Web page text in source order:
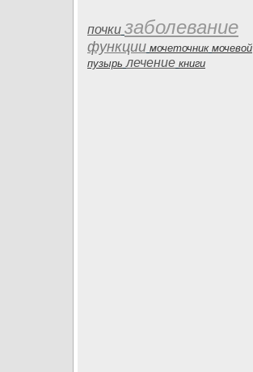
почки заболевание
функции мочеточник мочевой
пузырь лечение книги